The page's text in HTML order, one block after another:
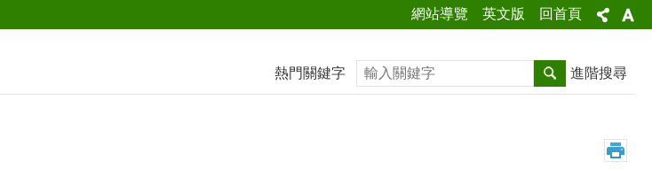
網站導覽 英文版 回首頁
熱門關鍵字 搜尋 進階搜尋